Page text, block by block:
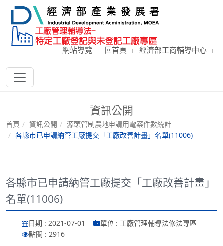
網站導覽 回首頁 經濟部工商輔導中心
資訊公開
首頁 資訊公開
源頭管制農地申請用電案件數統計
各縣市已申請納管工廠提交「工廠改善計畫」名單(11006)
各縣市已申請納管工廠提交「工廠改善計畫」
名單(11006)
日期 : 2021-07-01
單位 : 工廠管理輔導法修法專區
點閱 : 2916